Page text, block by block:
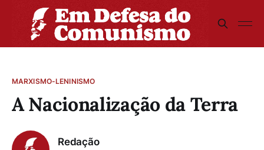
MARXISMO-LENINISMO
A Nacionalização da Terra
Redação